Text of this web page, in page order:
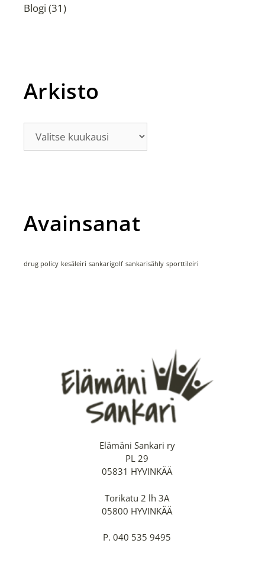
Blogi (31)
Arkisto
Avainsanat
drug policy kesäleiri sankarigolf sankarisähly sporttileiri
Elämäni Sankari ry
PL 29
05831 HYVINKÄÄ
Torikatu 2 lh 3A
05800 HYVINKÄÄ
P. 040 535 9495